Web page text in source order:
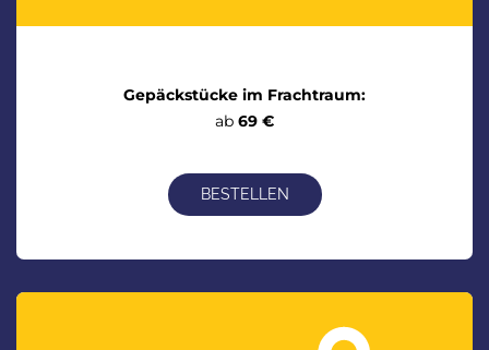
Gepäckstücke im Frachtraum:
ab 69 €
BESTELLEN